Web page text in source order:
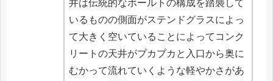
井は伝統的なボールトの構成を踏襲して
いるものの側面がステンドグラスによっ
て大きく空いていることによってコンク
リートの天井がプカプカと入口から奥に
むかって流れていくような軽やかさがあ